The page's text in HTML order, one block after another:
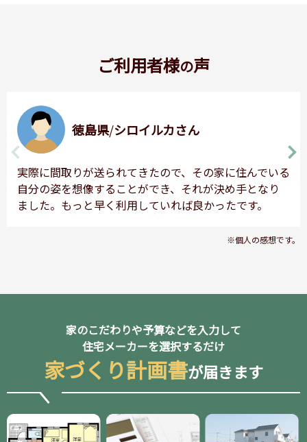
ご利用者様の声
徳島県/シロイルカさん
実際に間取りが送られてきたので、その家に住んでいる
自分の姿を想像することができ、それが決め手となり
ました。もっと早く利用していれば良かったです。
※個人の感想です。
家のこだわりや予算などを入力して
住宅メーカーを選択するだけ
家づくり計画書が届きます